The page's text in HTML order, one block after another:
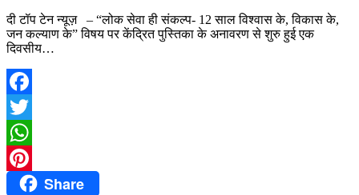
दी टॉप टेन न्यूज़ – “लोक सेवा ही संकल्प- 12 साल विश्वास के, विकास के,
जन कल्याण के” विषय पर केंद्रित पुस्तिका के अनावरण से शुरु हुई एक
दिवसीय…
Facebook
Twitter
WhatsApp
PinterestShare